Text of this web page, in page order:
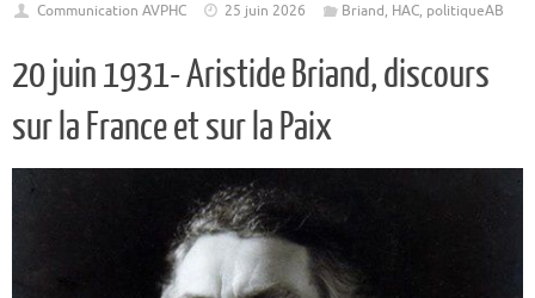
Communication AVPHC 25 juin 2026 Briand, HAC, politiqueAB
20 juin 1931- Aristide Briand, discours
sur la France et sur la Paix